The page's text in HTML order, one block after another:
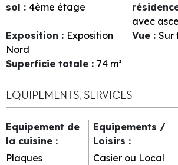
sol : 4ème étage
avec
Exposition : Exposition
Nord
Vue : Sur
Superficie totale : 74 m²
EQUIPEMENTS, SERVICES
Equipement de
la cuisine :
Plaques
Equipements /
Loisirs :
Casier ou Local